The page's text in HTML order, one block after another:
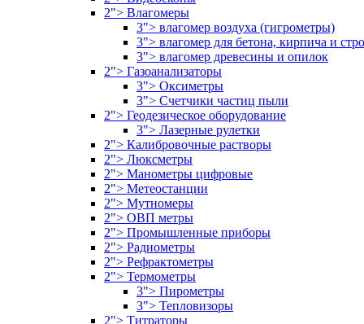
2"> Влагомеры
3"> влагомер воздуха (гигрометры)
3"> влагомер для бетона, кирпича и
3"> влагомер древесины и опилок
2"> Газоанализаторы
3"> Оксиметры
3"> Счетчики частиц пыли
2"> Геодезическое оборудование
3"> Лазерные рулетки
2"> Калибровочные растворы
2"> Люксметры
2"> Манометры цифровые
2"> Метеостанции
2"> Мутномеры
2"> ОВП метры
2"> Промышленные приборы
2"> Радиометры
2"> Рефрактометры
2"> Термометры
3"> Пирометры
3"> Тепловизоры
2"> Титраторы